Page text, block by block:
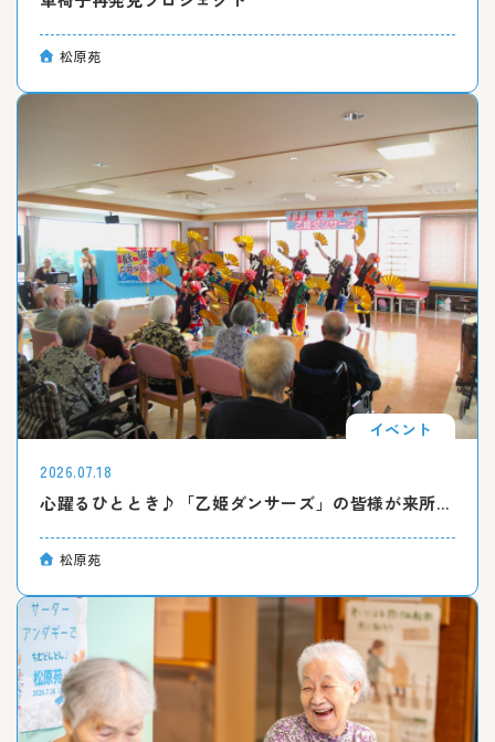
松原苑
イベント
2026.07.18
心躍るひととき♪「乙姫ダンサーズ」の皆様が来所されました！
松原苑